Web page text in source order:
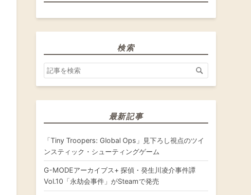
検索
最新記事
「Tiny Troopers: Global Ops」見下ろし視点のツイ
ンスティック・シューティングゲーム
G-MODEアーカイブス+ 探偵・癸生川凌介事件譚
Vol.10「永劫会事件」がSteamで発売